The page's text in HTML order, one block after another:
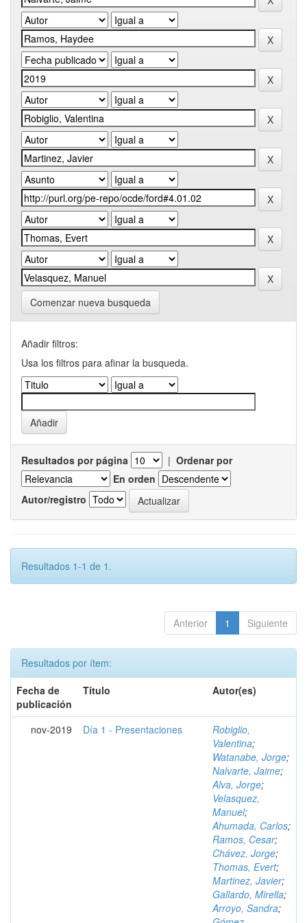
Comenzar nueva busqueda
Añadir filtros:
Usa los filtros para afinar la busqueda.
Resultados por página | Ordenar por
En orden
Autor/registro
Resultados 1-1 de 1.
Anterior 1 Siguiente
Resultados por ítem:
Fecha de
publicación
Título Autor(es)
nov-2019 Día 1 - Presentaciones
Robiglio,
Valentina;
Watanabe, Jorge;
Nalvarte, Jaime;
Alva, Jorge;
Velasquez,
Manuel;
Ahumada, Carlos;
Ramos, Cesar;
Chávez, Jorge;
Thomas, Evert;
Martinez, Javier;
Gallardo, Mirella;
Arroyo, Sandra;